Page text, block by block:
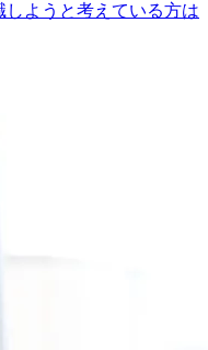
ようと考えている方は